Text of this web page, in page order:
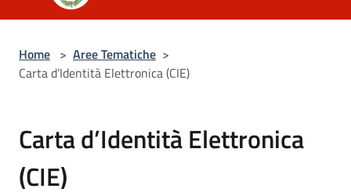
Home > Aree Tematiche >
Carta d’Identità Elettronica (CIE)
Carta d’Identità Elettronica
(CIE)